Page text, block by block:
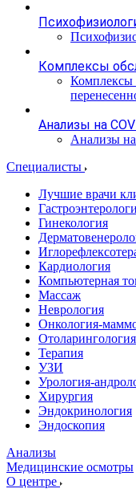
Комплексы
Комплексы
Анализы на
Анализы
Специалисты
Лучшие врачи
Гинекология
Кардиология
Компьютерная
Массаж
Неврология
Онкология-
Отоларингология
Терапия
УЗИ
Урология-
Хирургия
Эндокринология
Эндоскопия
Анализы
Медицинские осмотры
О центре